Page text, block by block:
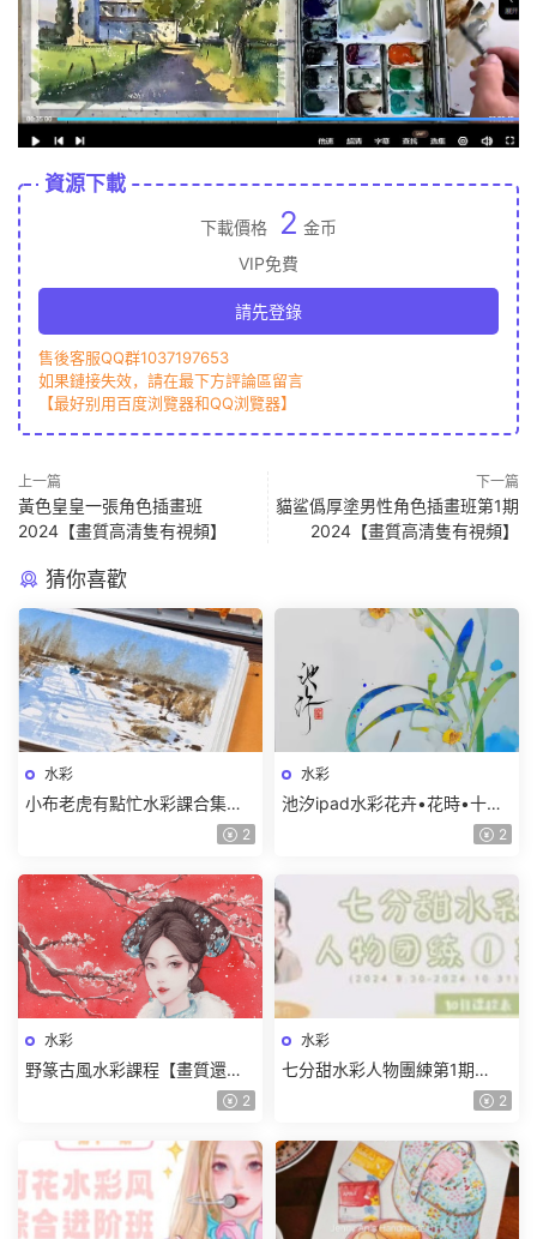
資源下載
下載價格 2 金币
VIP免費
請先登錄
售後客服QQ群1037197653
如果鏈接失效，請在最下方評論區留言
【最好别用百度浏覽器和QQ浏覽器】
上一篇
黃色皇皇一張角色插畫班
2024【畫質高清隻有視頻】
下一篇
貓鲨僞厚塗男性角色插畫班第1期
2024【畫質高清隻有視頻】
猜你喜歡
水彩
小布老虎有點忙水彩課合集
2
水彩
池汐ipad水彩花卉•花時•十二
月曆花【畫質還行隻有視頻】2
水彩
野篆古風水彩課程【畫質還行
2
水彩
七分甜水彩人物團練第1期
2024【畫質較差有筆刷和素 2